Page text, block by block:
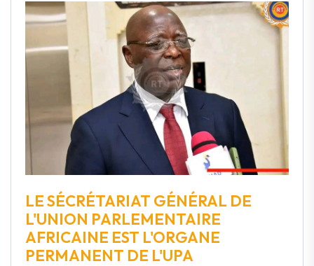
LE SÉCRÉTARIAT GÉNÉRAL DE
L'UNION PARLEMENTAIRE
AFRICAINE EST L'ORGANE
PERMANENT DE L'UPA